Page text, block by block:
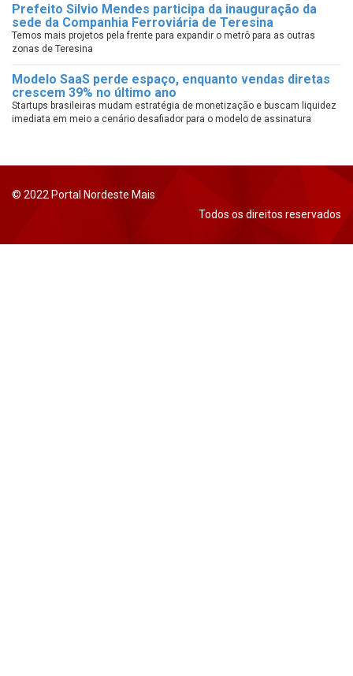
Prefeito Silvio Mendes participa da inauguração da
sede da Companhia Ferroviária de Teresina
Temos mais projetos pela frente para expandir o metrô para as outras
zonas de Teresina
Modelo SaaS perde espaço, enquanto vendas diretas
crescem 39% no último ano
Startups brasileiras mudam estratégia de monetização e buscam liquidez
imediata em meio a cenário desafiador para o modelo de assinatura
© 2022 Portal Nordeste Mais
Todos os direitos reservados